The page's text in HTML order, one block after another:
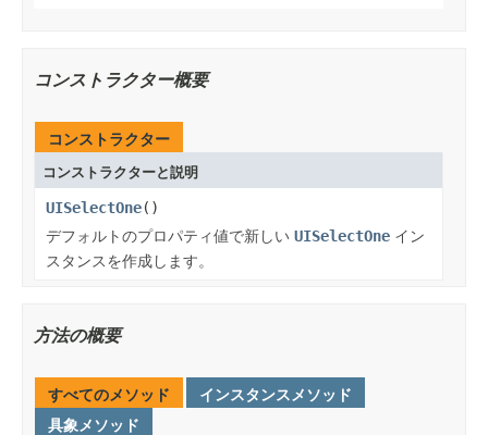
コンストラクター概要
コンストラクター
コンストラクターと説明
UISelectOne()
デフォルトのプロパティ値で新しい UISelectOne イン
スタンスを作成します。
方法の概要
すべてのメソッド
インスタンスメソッド
具象メソッド